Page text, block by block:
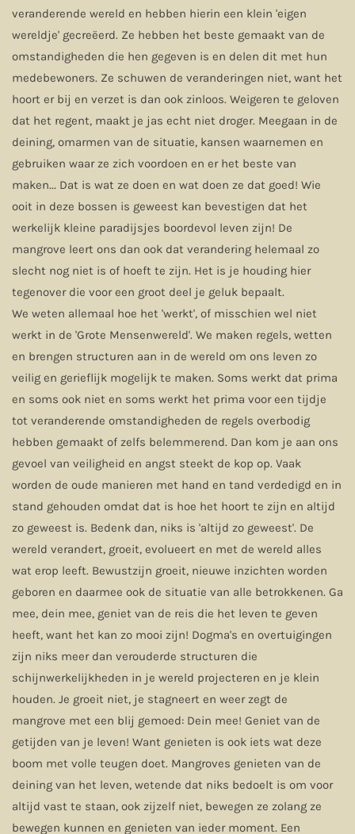
veranderende wereld en hebben hierin een klein 'eigen
wereldje' gecreëerd. Ze hebben het beste gemaakt van de
omstandigheden die hen gegeven is en delen dit met hun
medebewoners. Ze schuwen de veranderingen niet, want het
hoort er bij en verzet is dan ook zinloos. Weigeren te geloven
dat het regent, maakt je jas echt niet droger. Meegaan in de
deining, omarmen van de situatie, kansen waarnemen en
gebruiken waar ze zich voordoen en er het beste van
maken... Dat is wat ze doen en wat doen ze dat goed! Wie
ooit in deze bossen is geweest kan bevestigen dat het
werkelijk kleine paradijsjes boordevol leven zijn! De
mangrove leert ons dan ook dat verandering helemaal zo
slecht nog niet is of hoeft te zijn. Het is je houding hier
tegenover die voor een groot deel je geluk bepaalt.
We weten allemaal hoe het 'werkt', of misschien wel niet
werkt in de 'Grote Mensenwereld'. We maken regels, wetten
en brengen structuren aan in de wereld om ons leven zo
veilig en gerieflijk mogelijk te maken. Soms werkt dat prima
en soms ook niet en soms werkt het prima voor een tijdje
tot veranderende omstandigheden de regels overbodig
hebben gemaakt of zelfs belemmerend. Dan kom je aan ons
gevoel van veiligheid en angst steekt de kop op. Vaak
worden de oude manieren met hand en tand verdedigd en in
stand gehouden omdat dat is hoe het hoort te zijn en altijd
zo geweest is. Bedenk dan, niks is 'altijd zo geweest'. De
wereld verandert, groeit, evolueert en met de wereld alles
wat erop leeft. Bewustzijn groeit, nieuwe inzichten worden
geboren en daarmee ook de situatie van alle betrokkenen. Ga
mee, dein mee, geniet van de reis die het leven te geven
heeft, want het kan zo mooi zijn! Dogma's en overtuigingen
zijn niks meer dan verouderde structuren die
schijnwerkelijkheden in je wereld projecteren en je klein
houden. Je groeit niet, je stagneert en weer zegt de
mangrove met een blij gemoed: Dein mee! Geniet van de
getijden van je leven! Want genieten is ook iets wat deze
boom met volle teugen doet. Mangroves genieten van de
deining van het leven, wetende dat niks bedoelt is om voor
altijd vast te staan, ook zijzelf niet, bewegen ze zolang ze
bewegen kunnen en genieten van ieder moment. Een